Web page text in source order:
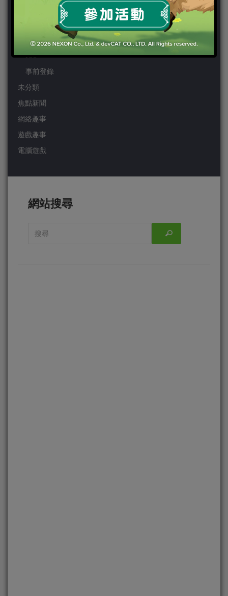
Android
IOS
事前登錄
未分類
焦點新聞
網絡趣事
遊戲趣事
電腦遊戲
網站搜尋